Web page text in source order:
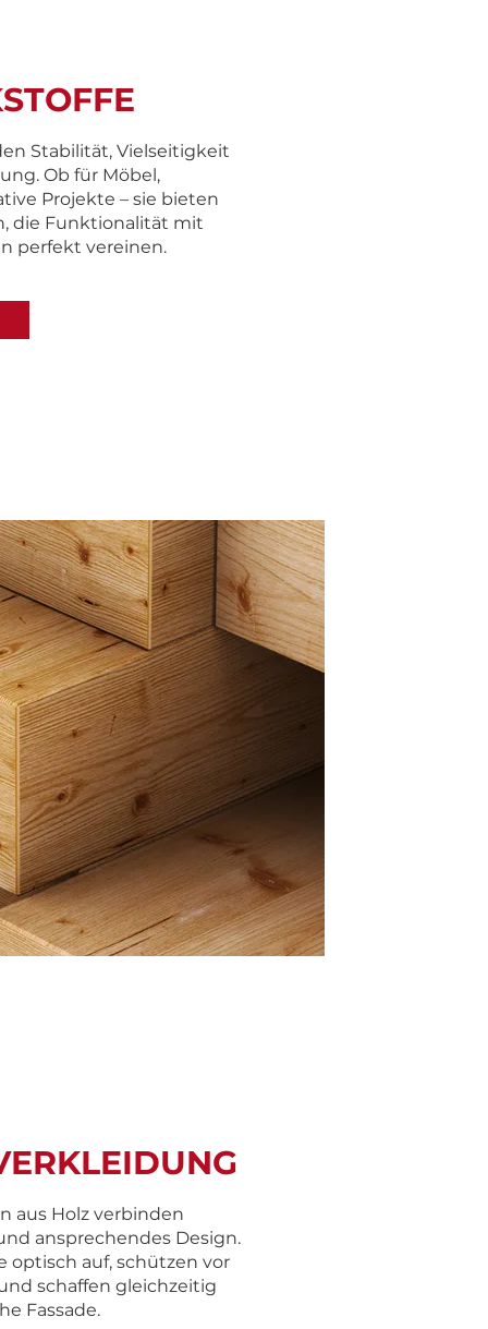
Stabilität, Vielseitigkeit
Ob für Möbel,
Projekte – sie bieten
die Funktionalität mit
perfekt vereinen.
aus Holz verbinden
ansprechendes Design.
optisch auf, schützen vor
schaffen gleichzeitig
Fassade.